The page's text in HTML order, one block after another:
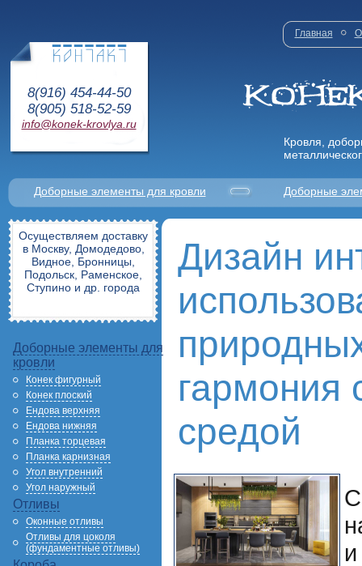
8(916) 454-44-50
8(905) 518-52-59
info@konek-krovlya.ru
Главная О
Кровля,
Доборные элементы для кровли Доборные
Осуществляем доставку
в Москву, Домодедово,
Видное, Бронницы,
Подольск, Раменское,
Ступино и др. города
Доборные элементы для
кровли
Конек фигурный
Конек плоский
Ендова верхняя
Ендова нижняя
Планка торцевая
Планка карнизная
Угол внутренний
Угол наружный
Отливы
Оконные отливы
Отливы для цоколя
(фундаментные отливы)
Дизайн
гармония
средой